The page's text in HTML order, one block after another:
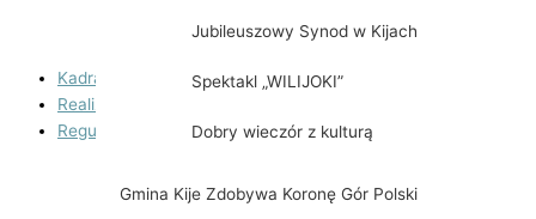
Jubileuszowy Synod w Kijach
Spektakl „WILIJOKI”
Dobry wieczór z kulturą
Gmina Kije Zdobywa Koronę Gór Polski
Zajęcia z Kickboxingu z elementami samoobrony
Kadra
Realizowane projekty
Regulaminy